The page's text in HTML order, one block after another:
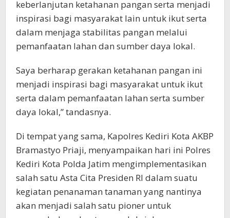
keberlanjutan ketahanan pangan serta menjadi
inspirasi bagi masyarakat lain untuk ikut serta
dalam menjaga stabilitas pangan melalui
pemanfaatan lahan dan sumber daya lokal.
Saya berharap gerakan ketahanan pangan ini
menjadi inspirasi bagi masyarakat untuk ikut
serta dalam pemanfaatan lahan serta sumber
daya lokal,” tandasnya.
Di tempat yang sama, Kapolres Kediri Kota AKBP
Bramastyo Priaji, menyampaikan hari ini Polres
Kediri Kota Polda Jatim mengimplementasikan
salah satu Asta Cita Presiden RI dalam suatu
kegiatan penanaman tanaman yang nantinya
akan menjadi salah satu pioner untuk